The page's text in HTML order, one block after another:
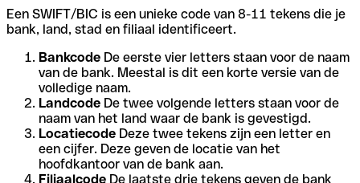
Een SWIFT/BIC is een unieke code van 8-11 tekens die je
bank, land, stad en filiaal identificeert.
Bankcode De eerste vier letters staan voor de naam
van de bank. Meestal is dit een korte versie van de
volledige naam.
Landcode De twee volgende letters staan voor de
naam van het land waar de bank is gevestigd.
Locatiecode Deze twee tekens zijn een letter en
een cijfer. Deze geven de locatie van het
hoofdkantoor van de bank aan.
Filiaalcode De laatste drie tekens geven de bank